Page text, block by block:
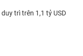
trì trên 1,1 tỷ USD